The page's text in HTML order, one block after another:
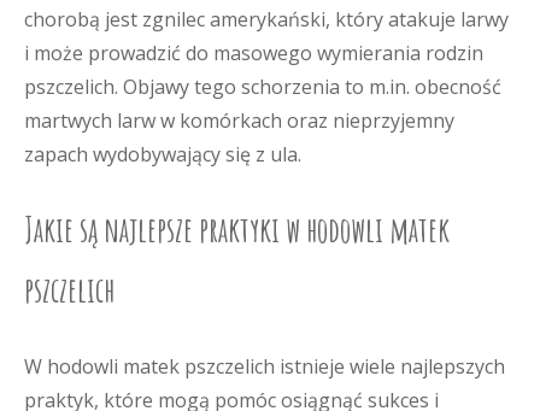
chorobą jest zgnilec amerykański, który atakuje larwy
i może prowadzić do masowego wymierania rodzin
pszczelich. Objawy tego schorzenia to m.in. obecność
martwych larw w komórkach oraz nieprzyjemny
zapach wydobywający się z ula.
Jakie są najlepsze praktyki w hodowli matek
pszczelich
W hodowli matek pszczelich istnieje wiele najlepszych
praktyk, które mogą pomóc osiągnąć sukces i